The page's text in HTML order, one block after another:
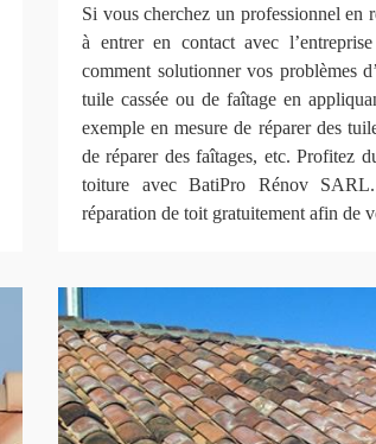
Si vous cherchez un professionnel en
à entrer en contact avec
comment solutionner vos problèmes
tuile cassée ou de faîtage en
exemple en mesure de réparer des
de réparer des faîtages, etc. Profitez
toiture avec BatiPro Rénov
réparation de toit gratuitement afin de